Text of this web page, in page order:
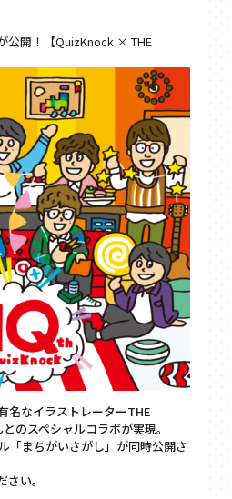
公開！【QuizKnock × THE
名なイラストレーターTHE
のスペシャルコラボが実現。
「まちがいさがし」が同時公開さ
い。